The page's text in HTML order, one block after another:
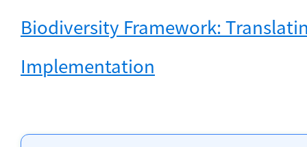
Biodiversity Framework:
Implementation